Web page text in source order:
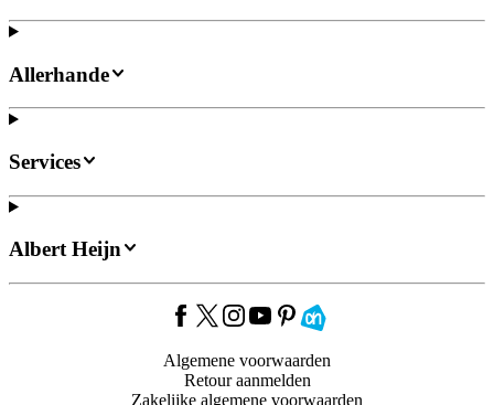
Allerhande
Services
Albert Heijn
Algemene voorwaarden
Retour aanmelden
Zakelijke algemene voorwaarden